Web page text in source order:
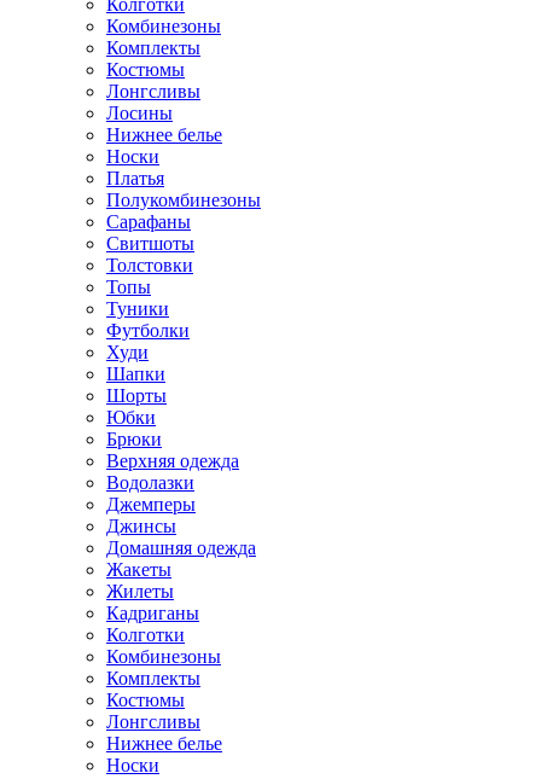
Комбинезоны
Комплекты
Костюмы
Лонгсливы
Лосины
Нижнее белье
Носки
Платья
Полукомбинезоны
Сарафаны
Свитшоты
Толстовки
Топы
Туники
Футболки
Худи
Шапки
Шорты
Юбки
Брюки
Верхняя одежда
Водолазки
Джемперы
Джинсы
Домашняя одежда
Жакеты
Жилеты
Кадриганы
Колготки
Комбинезоны
Комплекты
Костюмы
Лонгсливы
Нижнее белье
Носки